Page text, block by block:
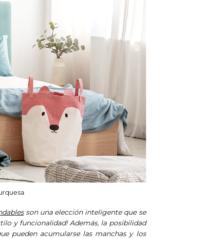
son una elección inteligente que se
y funcionalidad!Además, la posibilidad
pueden acumularse las manchas y los